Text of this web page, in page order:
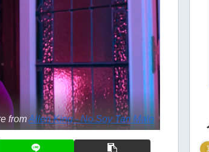
fromAllen King - No Soy Tan Malo